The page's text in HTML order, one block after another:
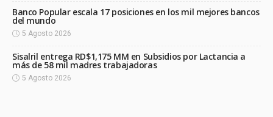
Banco Popular escala 17 posiciones en los mil mejores bancos
del mundo
5 Agosto 2026
Sisalril entrega RD$1,175 MM en Subsidios por Lactancia a
más de 58 mil madres trabajadoras
5 Agosto 2026